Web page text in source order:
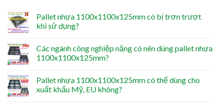
Pallet nhựa 1100x1100x125mm có bị trơn trượt
khi sử dụng?
Các ngành công nghiệp nặng có nên dùng pallet nhựa
1100x1100x125mm?
Pallet nhựa 1100x1100x125mm có thể dùng cho
xuất khẩu Mỹ, EU không?